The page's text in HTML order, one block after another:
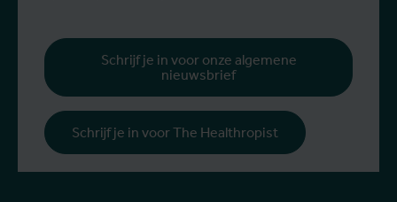
Schrijf je in voor onze algemene
nieuwsbrief
Schrijf je in voor The Healthropist